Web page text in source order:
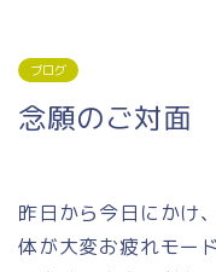
ブログ
念願のご対面
昨日から今日にかけ
体が大変お疲れモー